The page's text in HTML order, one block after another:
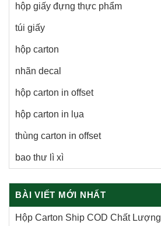
hộp giấy đựng thực phẩm
túi giấy
hộp carton
nhãn decal
hộp carton in offset
hộp carton in lụa
thùng carton in offset
bao thư lì xì
BÀI VIẾT MỚI NHẤT
Hộp Carton Ship COD Chất Lượng